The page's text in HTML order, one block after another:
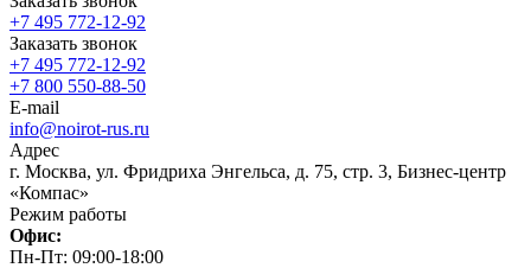
+7 495 772-12-92
Заказать звонок
+7 495 772-12-92
+7 800 550-88-50
E-mail
info@noirot-rus.ru
Адрес
г. Москва, ул. Фридриха Энгельса, д. 75, стр. 3, Бизнес-центр
«Компас»
Режим работы
Офис:
Пн-Пт: 09:00-18:00